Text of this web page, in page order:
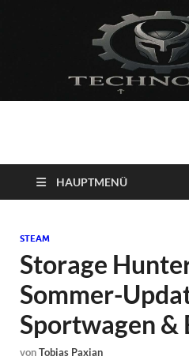
und
News
Blockbuster, Indie-Perlen und
HAUPTMENÜ
STEAM
Storage
Sommer-
Sportwagen &
vonTobias Paxian